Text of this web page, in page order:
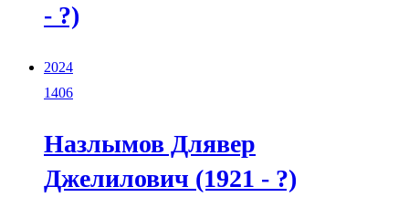
- ?)
2024
1406
Назлымов Длявер
Джелилович (1921 - ?)